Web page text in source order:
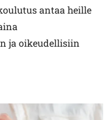
antaa heille
ja oikeudellisiin